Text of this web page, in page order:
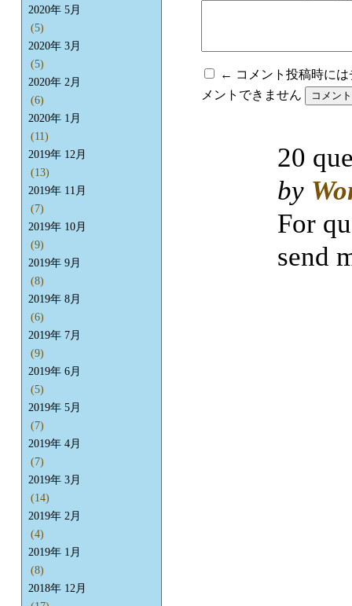
← コメント投稿時に
メントできません
2020年 5月
(5)
2020年 3月
(5)
2020年 2月
(6)
2020年 1月
(11)
2019年 12月
(13)
2019年 11月
(7)
2019年 10月
(9)
2019年 9月
(8)
2019年 8月
(6)
2019年 7月
(9)
2019年 6月
(5)
2019年 5月
(7)
2019年 4月
(7)
2019年 3月
(14)
2019年 2月
(4)
2019年 1月
(8)
2018年 12月
20
by
For
send